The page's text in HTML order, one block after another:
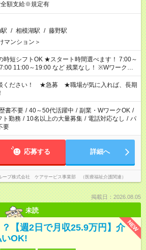
額支給※規定有
/ 相模湖駅 / 藤野駅
マンション＞
タート時間選べます！ 7:00～
～19:00 など 残業なし！ ※Wワークの
事と合わせ週40時間超の就業はご案内できませ
き、週20時間以上勤務は社会保険への加入対象
者派遣法（日雇い派遣の原則禁止）により、
の就業はご案内が難しい場合があります
ください！ ★急募 ★職場が気に入れば、長期
書不要 / 40～50代活躍中 / 副業・WワークOK /
ト勤務 / 10名以上の大量募集 / 電話対応なし / パ
要
応募する 詳細へ
ープ株式会社 ケアサービス事業部 （医療福祉介護関連）
掲載日：2026.08.05
未読
NEW
【週2日で月収25.9万円】介
OK!